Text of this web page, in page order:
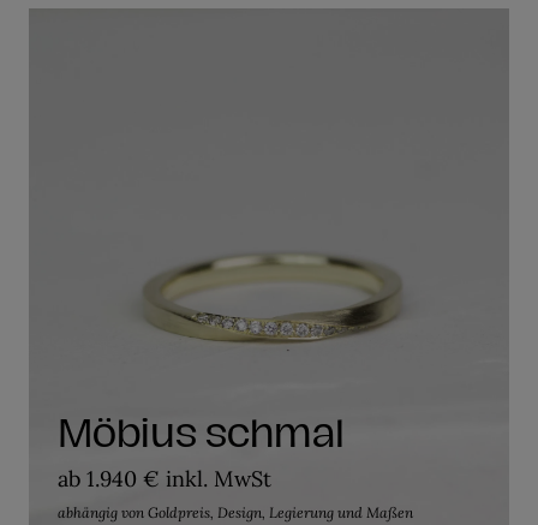
Möbius schmal
ab 1.940 € inkl. MwSt
abhängig von Goldpreis, Design, Legierung und Maßen